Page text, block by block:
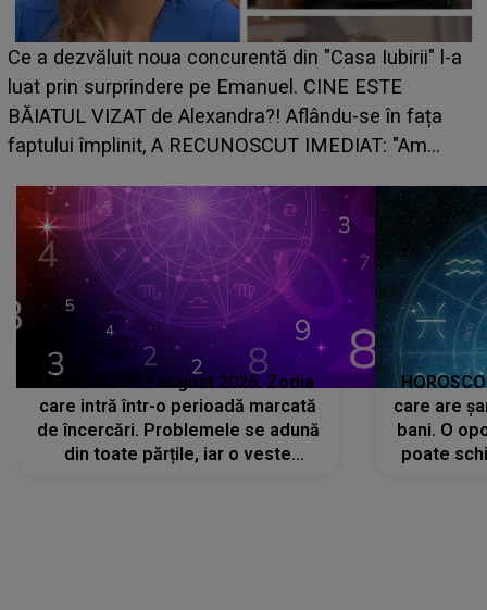
Ce a dezvăluit noua concurentă din "Casa Iubirii" l-a
luat prin surprindere pe Emanuel. CINE ESTE
BĂIATUL VIZAT de Alexandra?! Aflându-se în fața
faptului împlinit, A RECUNOSCUT IMEDIAT: "Am
HOROSCOP 7 august 2026. Zodia
care intră într-o perioadă marcată
de încercări. Problemele se adună
din toate părțile, iar o veste
care are
bani. O
poate